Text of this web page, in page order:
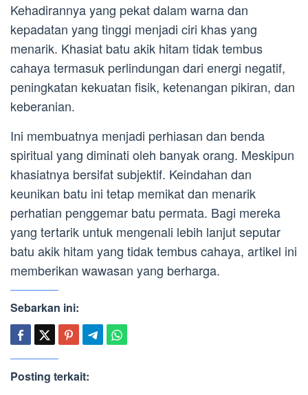
Kehadirannya yang pekat dalam warna dan
kepadatan yang tinggi menjadi ciri khas yang
menarik. Khasiat batu akik hitam tidak tembus
cahaya termasuk perlindungan dari energi negatif,
peningkatan kekuatan fisik, ketenangan pikiran, dan
keberanian.
Ini membuatnya menjadi perhiasan dan benda
spiritual yang diminati oleh banyak orang. Meskipun
khasiatnya bersifat subjektif. Keindahan dan
keunikan batu ini tetap memikat dan menarik
perhatian penggemar batu permata. Bagi mereka
yang tertarik untuk mengenali lebih lanjut seputar
batu akik hitam yang tidak tembus cahaya, artikel ini
memberikan wawasan yang berharga.
Sebarkan ini:
Posting terkait: